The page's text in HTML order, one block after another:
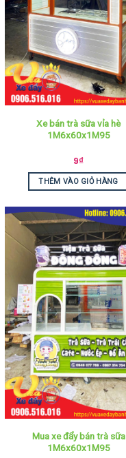
Xe bán trà sữa vỉa hè
1M6x60x1M95
9₫
THÊM VÀO GIỎ HÀNG
Mua xe đẩy bán trà sữa
1M6x60x1M95